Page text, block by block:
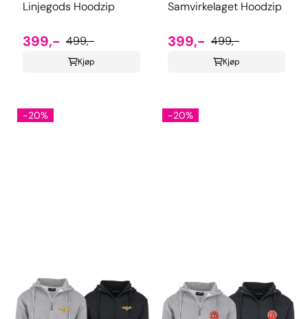
Linjegods Hoodzip
399,- 499,-
Kjøp
Samvirkelaget Hoodzip
399,- 499,-
Kjøp
-20% -20%